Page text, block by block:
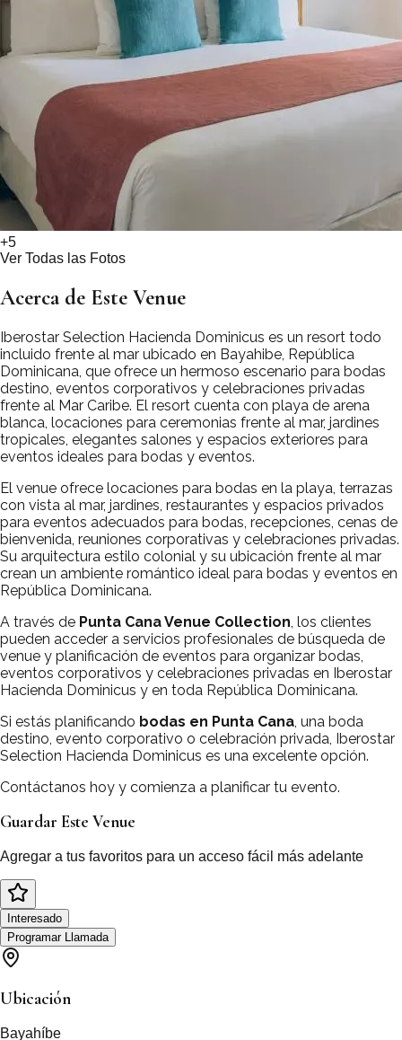
+5
Ver Todas las Fotos
Acerca de Este Venue
Iberostar Selection Hacienda Dominicus es un resort todo
incluido frente al mar ubicado en Bayahibe, República
Dominicana, que ofrece un hermoso escenario para bodas
destino, eventos corporativos y celebraciones privadas
frente al Mar Caribe. El resort cuenta con playa de arena
blanca, locaciones para ceremonias frente al mar, jardines
tropicales, elegantes salones y espacios exteriores para
eventos ideales para bodas y eventos.
El venue ofrece locaciones para bodas en la playa, terrazas
con vista al mar, jardines, restaurantes y espacios privados
para eventos adecuados para bodas, recepciones, cenas de
bienvenida, reuniones corporativas y celebraciones privadas.
Su arquitectura estilo colonial y su ubicación frente al mar
crean un ambiente romántico ideal para bodas y eventos en
República Dominicana.
A través de Punta Cana Venue Collection , los clientes
pueden acceder a servicios profesionales de búsqueda de
venue y planificación de eventos para organizar bodas,
eventos corporativos y celebraciones privadas en Iberostar
Hacienda Dominicus y en toda República Dominicana.
Si estás planificando bodas en Punta Cana , una boda
destino, evento corporativo o celebración privada, Iberostar
Selection Hacienda Dominicus es una excelente opción.
Contáctanos hoy y comienza a planificar tu evento.
Guardar Este Venue
Agregar a tus favoritos para un acceso fácil más adelante
Interesado
Programar Llamada
Ubicación
Bayahíbe